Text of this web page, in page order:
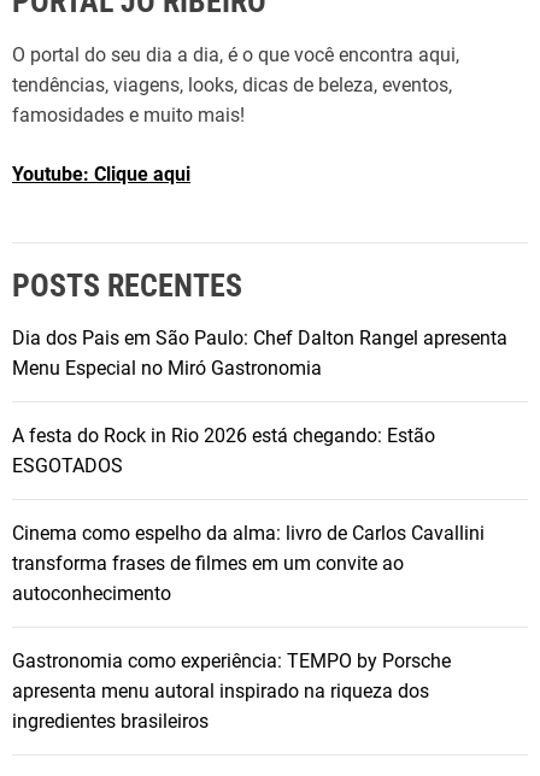
O portal do seu dia a dia, é o que você encontra aqui,
tendências, viagens, looks, dicas de beleza, eventos,
famosidades e muito mais!
Youtube: Clique aqui
POSTS RECENTES
Dia dos Pais em São Paulo: Chef Dalton Rangel apresenta
Menu Especial no Miró Gastronomia
A festa do Rock in Rio 2026 está chegando: Estão
ESGOTADOS
Cinema como espelho da alma: livro de Carlos Cavallini
transforma frases de filmes em um convite ao
autoconhecimento
Gastronomia como experiência: TEMPO by Porsche
apresenta menu autoral inspirado na riqueza dos
ingredientes brasileiros